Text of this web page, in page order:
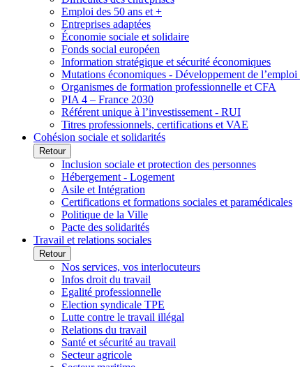
Emploi des 50 ans et +
Entreprises adaptées
Économie sociale et solidaire
Fonds social européen
Information stratégique et sécurité économiques
Mutations économiques - Développement de l’emploi
Organismes de formation professionnelle et CFA
PIA 4 – France 2030
Référent unique à l’investissement - RUI
Titres professionnels, certifications et VAE
Cohésion sociale et solidarités
Retour
Inclusion sociale et protection des personnes
Hébergement - Logement
Asile et Intégration
Certifications et formations sociales et paramédicales
Politique de la Ville
Pacte des solidarités
Travail et relations sociales
Retour
Nos services, vos interlocuteurs
Infos droit du travail
Egalité professionnelle
Election syndicale TPE
Lutte contre le travail illégal
Relations du travail
Santé et sécurité au travail
Secteur agricole